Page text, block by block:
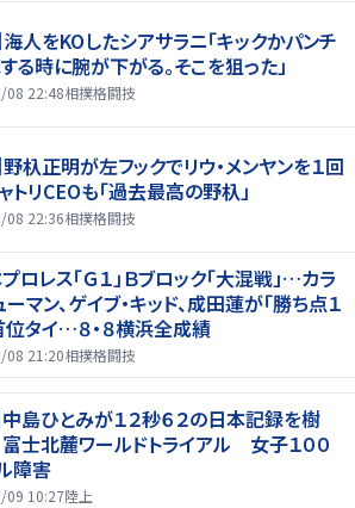
海人をKOしたシアサラニ「キックかパンチ
る時に腕が下がる。そこを狙った」
08 22:48相撲格闘技
野杁正明が左フックでリウ・メンヤンを１回
トリCEOも「過去最高の野杁」
08 22:36相撲格闘技
ロレス「Ｇ１」Ｂブロック「大混戦」…カラ
ーマン、ゲイブ・キッド、成田蓮が「勝ち点１
位タイ…８・８横浜全成績
08 21:20相撲格闘技
中島ひとみが１２秒６２の日本記録を樹
北麓ワールドトライアル 女子１００
障害
09 10:27陸上